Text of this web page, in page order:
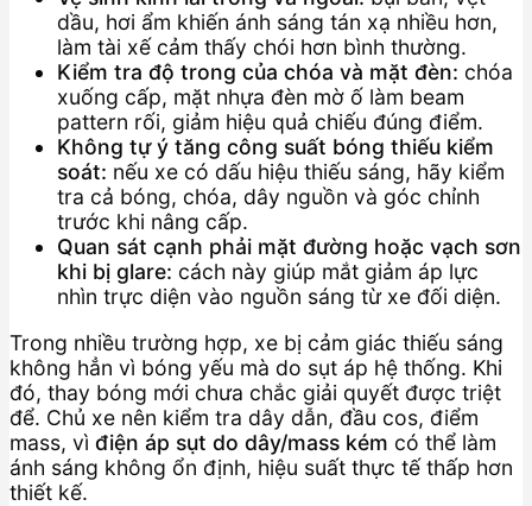
dầu, hơi ẩm khiến ánh sáng tán xạ nhiều hơn,
làm tài xế cảm thấy chói hơn bình thường.
Kiểm tra độ trong của chóa và mặt đèn: chóa
xuống cấp, mặt nhựa đèn mờ ố làm beam
pattern rối, giảm hiệu quả chiếu đúng điểm.
Không tự ý tăng công suất bóng thiếu kiểm
soát: nếu xe có dấu hiệu thiếu sáng, hãy kiểm
tra cả bóng, chóa, dây nguồn và góc chỉnh
trước khi nâng cấp.
Quan sát cạnh phải mặt đường hoặc vạch sơn
khi bị glare: cách này giúp mắt giảm áp lực
nhìn trực diện vào nguồn sáng từ xe đối diện.
Trong nhiều trường hợp, xe bị cảm giác thiếu sáng
không hẳn vì bóng yếu mà do sụt áp hệ thống. Khi
đó, thay bóng mới chưa chắc giải quyết được triệt
để. Chủ xe nên kiểm tra dây dẫn, đầu cos, điểm
mass, vì điện áp sụt do dây/mass kém có thể làm
ánh sáng không ổn định, hiệu suất thực tế thấp hơn
thiết kế.